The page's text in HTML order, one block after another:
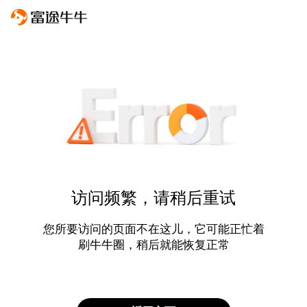
访问频繁，请稍后重试
您所要访问的页面不在这儿，它可能正忙着
刷牛牛圈，稍后就能恢复正常